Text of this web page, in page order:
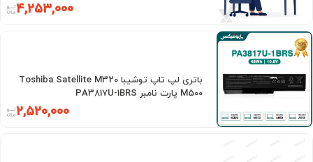
4,253,000
باتری لپ تاپ توشیبا Toshiba Satellite M320
M500 پارت نامبر PA3817U-1BRS
2,520,000